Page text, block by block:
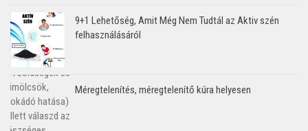
9+1 Lehetőség, Amit Még Nem Tudtál az Aktiv szén
felhasználásáról
Méregtelenítés, méregtelenítő kúra helyesen